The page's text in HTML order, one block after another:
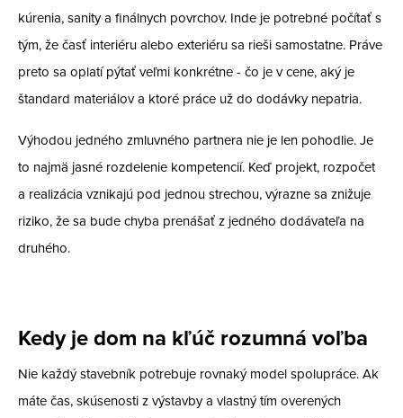
kúrenia, sanity a finálnych povrchov. Inde je potrebné počítať s
tým, že časť interiéru alebo exteriéru sa rieši samostatne. Práve
preto sa oplatí pýtať veľmi konkrétne - čo je v cene, aký je
štandard materiálov a ktoré práce už do dodávky nepatria.
Výhodou jedného zmluvného partnera nie je len pohodlie. Je
to najmä jasné rozdelenie kompetencií. Keď projekt, rozpočet
a realizácia vznikajú pod jednou strechou, výrazne sa znižuje
riziko, že sa bude chyba prenášať z jedného dodávateľa na
druhého.
Kedy je dom na kľúč rozumná voľba
Nie každý stavebník potrebuje rovnaký model spolupráce. Ak
máte čas, skúsenosti z výstavby a vlastný tím overených